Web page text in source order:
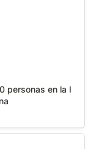
personas en la I
de la ACSA